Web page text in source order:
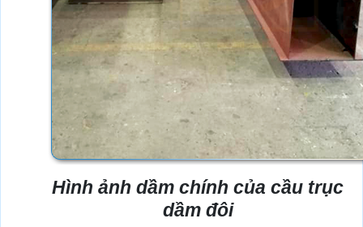
Hình ảnh dầm chính của cầu trục
dầm đôi